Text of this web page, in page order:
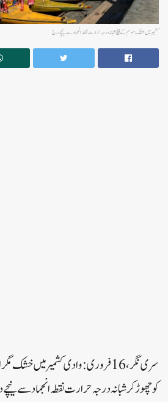
کشمیر میں خشک موسم کے بیچ شبانہ درجہ حرارت نقطہ انجماد سے نیچے درج
سری نگر،16 فروری:وادی کشمیر میں
کو چھوڑ کر شبانہ درجہ حرارت نقطہ انجماد سے